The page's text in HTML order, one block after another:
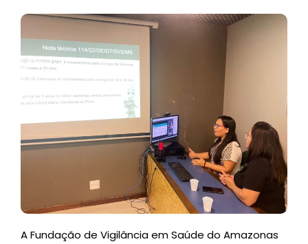
A Fundação de Vigilância em Saúde do Amazonas